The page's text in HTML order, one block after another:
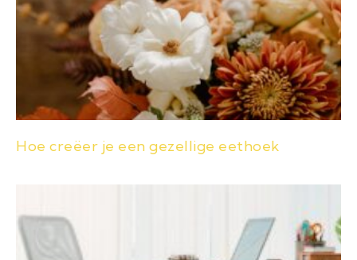
Hoe creëer je een gezellige eethoek